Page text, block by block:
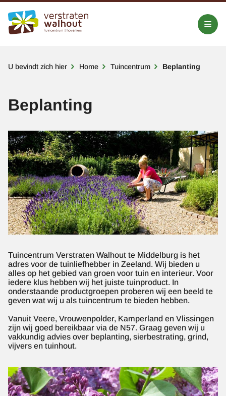
Kruimelpad
U bevindt zich hier Home Tuincentrum Beplanting
Beplanting
Afbeelding
Tuincentrum Verstraten Walhout te Middelburg is het
adres voor de tuinliefhebber in Zeeland. Wij bieden u
alles op het gebied van groen voor tuin en interieur. Voor
iedere klus hebben wij het juiste tuinproduct. In
onderstaande productgroepen proberen wij een beeld te
geven wat wij u als tuincentrum te bieden hebben.
Vanuit Veere, Vrouwenpolder, Kamperland en Vlissingen
zijn wij goed bereikbaar via de N57. Graag geven wij u
vakkundig advies over beplanting, sierbestrating, grind,
vijvers en tuinhout.